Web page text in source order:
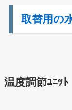
取替用の
温度調節ﾕﾆｯ